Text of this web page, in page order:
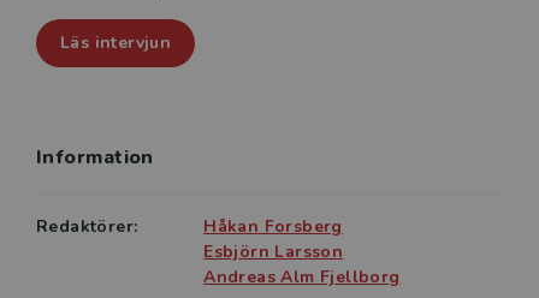
Läs intervjun
Information
Redaktörer:
Håkan Forsberg
Esbjörn Larsson
Andreas Alm Fjellborg